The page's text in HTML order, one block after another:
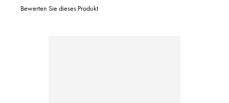
Bewerten Sie dieses Produkt